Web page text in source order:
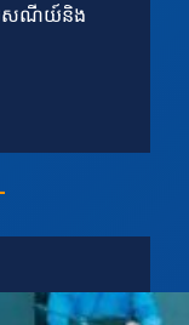
រៃសណីយ៍និង